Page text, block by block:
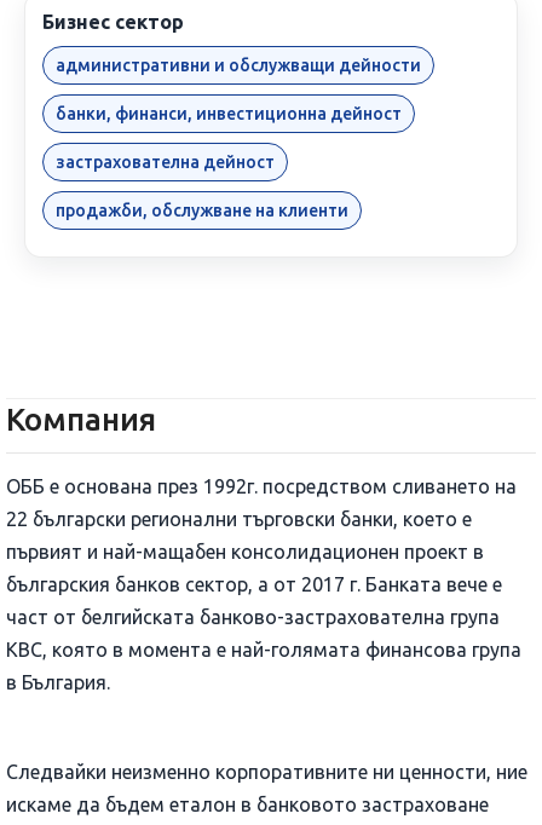
Бизнес сектор
административни и обслужващи дейности
банки, финанси, инвестиционна дейност
застрахователна дейност
продажби, обслужване на клиенти
Компания
ОББ е основана през 1992г. посредством сливането на
22 български регионални търговски банки, което е
първият и най-мащабен консолидационен проект в
българския банков сектор, а от 2017 г. Банката вече е
част от белгийската банково-застрахователна група
КВС, която в момента е най-голямата финансова група
в България.
Следвайки неизменно корпоративните ни ценности, ние
искаме да бъдем еталон в банковото застраховане